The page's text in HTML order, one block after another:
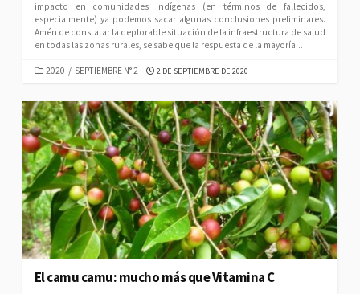
impacto en comunidades indígenas (en términos de fallecidos,
especialmente) ya podemos sacar algunas conclusiones preliminares.
Amén de constatar la deplorable situación de la infraestructura de salud
en todas las zonas rurales, se sabe que la respuesta de la mayoría...
CATEGORIES
2020 / SEPTIEMBRE N° 2 PUBLISHED
2 DE SEPTIEMBRE DE 2020
El camu camu: mucho más que Vitamina C